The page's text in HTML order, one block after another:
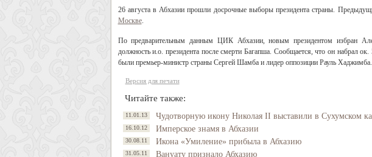
26 августа в Абхазии прошли досрочные выборы президента страны.
Москве.
По предварительным данным ЦИК Абхазии, новым президентом избран
должность и.о. президента после смерти Багапша. Сообщается, что он набрал
были премьер-министр страны Сергей Шамба и лидер оппозиции Рауль Хаджимба.
Версия для печати
Читайте также:
11.01.13 Чудотворную икону Николая II выставили в Сухумском
16.10.12 Имперское знамя в Абхазии
30.08.11 Икона «Умиление» прибыла в Абхазию
31.05.11 Вануату признало Абхазию